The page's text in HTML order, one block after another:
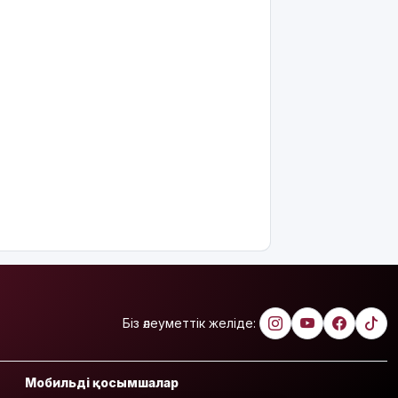
отбасына
көңіл
Құрылысшыларға
Қызылордада
сала
үздіктері
Біз әлеуметтік желіде:
Мобильді қосымшалар